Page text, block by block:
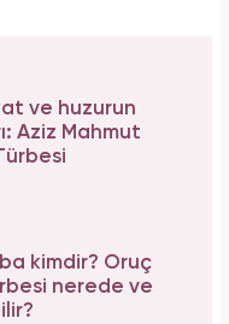
ve huzurun
Aziz Mahmut
kimdir? Oruç
nerede ve